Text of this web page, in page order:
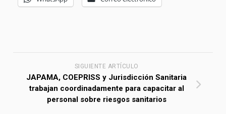
SIGUIENTE ARTÍCULO
JAPAMA, COEPRISS y Jurisdicción Sanitaria
trabajan coordinadamente para capacitar al
personal sobre riesgos sanitarios